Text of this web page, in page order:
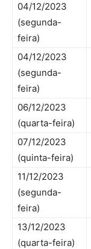
04/12/2023
(segunda-
feira)
04/12/2023
(segunda-
feira)
06/12/2023
(quarta-feira)
07/12/2023
(quinta-feira)
11/12/2023
(segunda-
feira)
13/12/2023
(quarta-feira)